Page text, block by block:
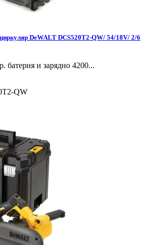
DeWALT DCS520T2-QW/ 54/18V/ 2/6
батерия и зарядно 4200...
QW